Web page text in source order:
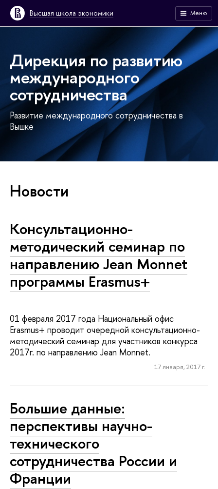
Высшая школа экономики Меню
Дирекция по развитию
международного
сотрудничества
Развитие международного сотрудничества в
Вышке
Новости
Консультационно-
методический семинар по
направлению Jean Monnet
программы Erasmus+
01 февраля 2017 года Национальный офис
Erasmus+ проводит очередной консультационно-
методический семинар для участников конкурса
2017г. по направлению Jean Monnet.
17 января, 2017 г.
Большие данные:
перспективы научно-
технического
сотрудничества России и
Франции